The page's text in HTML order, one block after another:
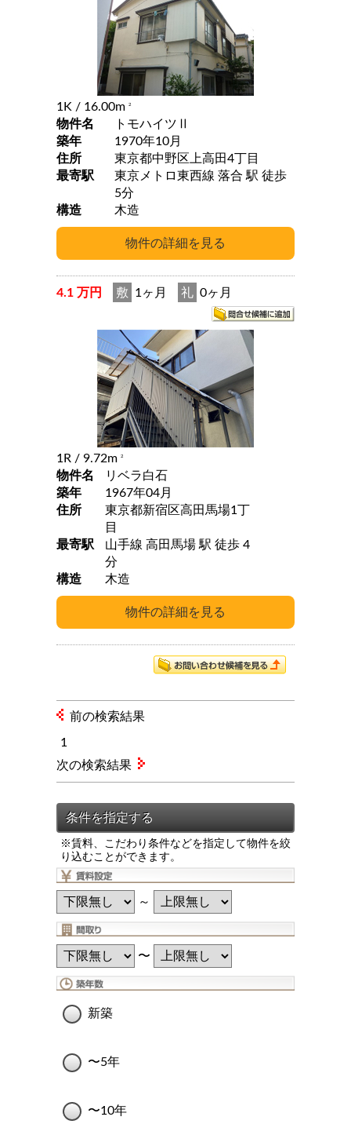
1K / 16.00m 2
物件名
トモハイツⅡ
築年
1970年10月
住所
東京都中野区上高田4丁目
最寄駅
東京メトロ東西線 落合 駅 徒歩
5分
構造
木造
4.1 万円 敷 1ヶ月 礼 0ヶ月
1R / 9.72m 2
物件名
リベラ白石
築年
1967年04月
住所
東京都新宿区高田馬場1丁
目
最寄駅
山手線 高田馬場 駅 徒歩 4
分
構造
木造
前の検索結果
1
※賃料、こだわり条件などを指定して物件を絞
り込むことができます。
～
〜
新築
〜5年
〜10年